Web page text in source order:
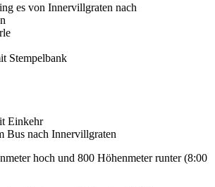
es von Innervillgraten nach
Stempelbank
Einkehr
Bus nach Innervillgraten
hoch und 800 Höhenmeter runter (8:00